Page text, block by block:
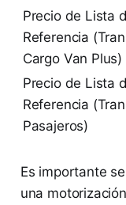
Precio de Lista
Referencia
Cargo Van Plus)
Precio de Lista
Referencia
Pasajeros)
Es importante
una